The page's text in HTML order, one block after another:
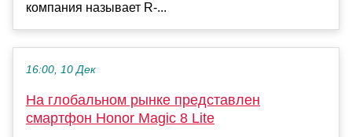
компания называет R-...
16:00, 10 Дек
На глобальном рынке представлен
смартфон Honor Magic 8 Lite